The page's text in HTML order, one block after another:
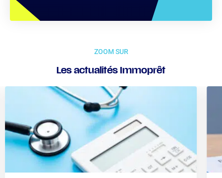
ZOOM SUR
Les actualités Immoprêt